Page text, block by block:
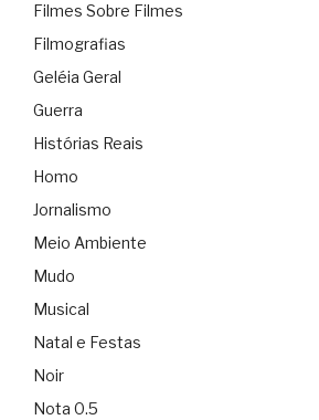
Filmes Sobre Filmes
Filmografias
Geléia Geral
Guerra
Histórias Reais
Homo
Jornalismo
Meio Ambiente
Mudo
Musical
Natal e Festas
Noir
Nota 0.5